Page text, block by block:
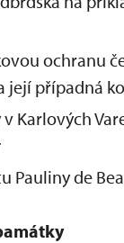
ochranu
její případná
Karlových
Pauliny de